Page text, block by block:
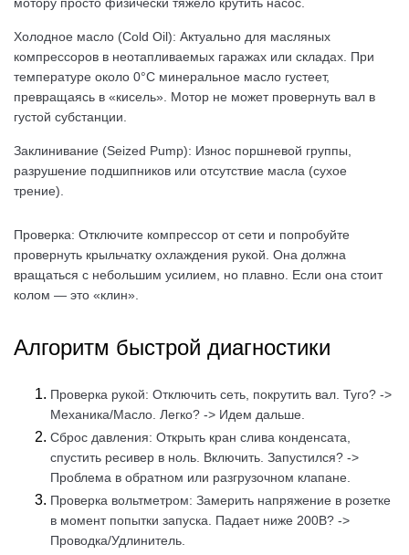
Холодное масло (Cold Oil): Актуально для масляных
компрессоров в неотапливаемых гаражах или складах. При
температуре около 0°C минеральное масло густеет,
превращаясь в «кисель». Мотор не может провернуть вал в
густой субстанции.
Заклинивание (Seized Pump): Износ поршневой группы,
разрушение подшипников или отсутствие масла (сухое
трение).
Проверка: Отключите компрессор от сети и попробуйте
провернуть крыльчатку охлаждения рукой. Она должна
вращаться с небольшим усилием, но плавно. Если она стоит
колом — это «клин».
Алгоритм быстрой диагностики
Проверка рукой: Отключить сеть, покрутить вал. Туго? ->
Механика/Масло. Легко? -> Идем дальше.
Сброс давления: Открыть кран слива конденсата,
спустить ресивер в ноль. Включить. Запустился? ->
Проблема в обратном или разгрузочном клапане.
Проверка вольтметром: Замерить напряжение в розетке
в момент попытки запуска. Падает ниже 200В? ->
Проводка/Удлинитель.